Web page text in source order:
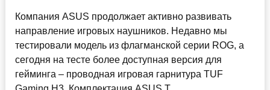
Компания ASUS продолжает активно развивать
направление игровых наушников. Недавно мы
тестировали модель из флагманской серии ROG, а
сегодня на тесте более доступная версия для
гейминга – проводная игровая гарнитура TUF